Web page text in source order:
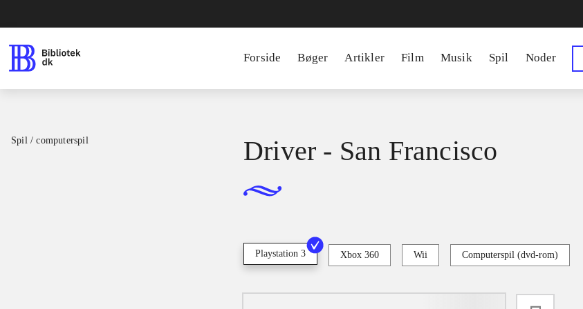
Forside Bøger Artikler Film Musik Spil Noder
Spil / computerspil Driver - San Francisco
Playstation 3 Xbox 360 Wii Computerspil (dvd-rom)